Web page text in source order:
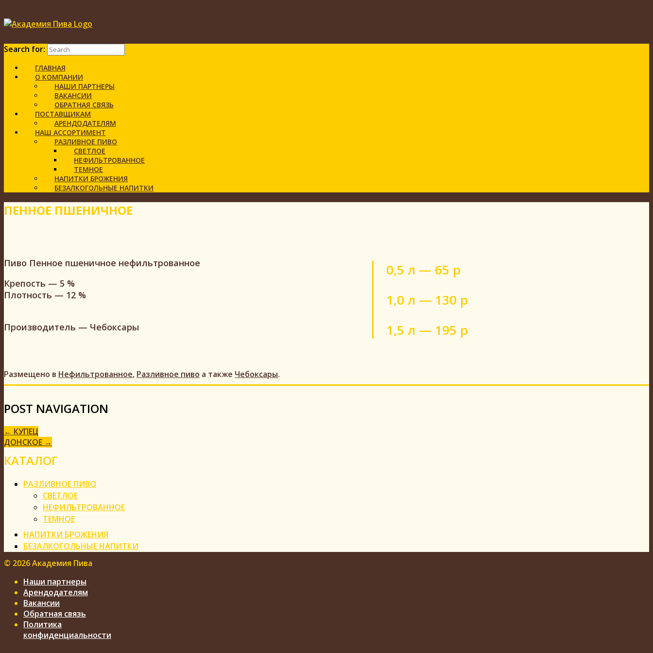
Search for:
ГЛАВНАЯ
О КОМПАНИИ
НАШИ ПАРТНЕРЫ
ВАКАНСИИ
ОБРАТНАЯ СВЯЗЬ
ПОСТАВЩИКАМ
АРЕНДОДАТЕЛЯМ
НАШ АССОРТИМЕНТ
РАЗЛИВНОЕ ПИВО
СВЕТЛОЕ
НЕФИЛЬТРОВАННОЕ
ТЕМНОЕ
НАПИТКИ БРОЖЕНИЯ
БЕЗАЛКОГОЛЬНЫЕ НАПИТКИ
ПЕННОЕ ПШЕНИЧНОЕ
Пиво Пенное пшеничное нефильтрованное
Крепость — 5 %
Плотность — 12 %
Производитель — Чебоксары
0,5 л — 65 р
1,0 л — 130 р
1,5 л — 195 р
Размещено в Нефильтрованное, Разливное пиво а также Чебоксары.
POST NAVIGATION
← КУПЕЦ
ДОНСКОЕ →
КАТАЛОГ
РАЗЛИВНОЕ ПИВО
СВЕТЛОЕ
НЕФИЛЬТРОВАННОЕ
ТЕМНОЕ
НАПИТКИ БРОЖЕНИЯ
БЕЗАЛКОГОЛЬНЫЕ НАПИТКИ
© 2026 Академия Пива
Наши партнеры
Арендодателям
Вакансии
Обратная связь
Политика
конфиденциальности